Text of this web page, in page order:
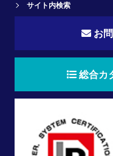
サイト内検索
お
総合カ